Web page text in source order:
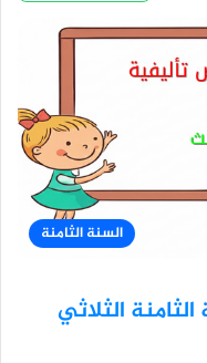
السنة الثامنة
الثلاثي